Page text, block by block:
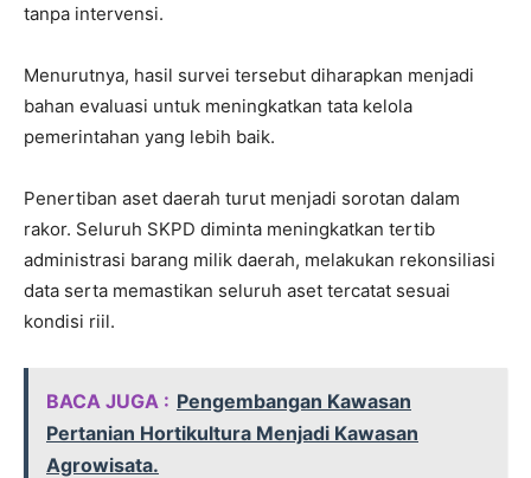
tanpa intervensi.
Menurutnya, hasil survei tersebut diharapkan menjadi
bahan evaluasi untuk meningkatkan tata kelola
pemerintahan yang lebih baik.
Penertiban aset daerah turut menjadi sorotan dalam
rakor. Seluruh SKPD diminta meningkatkan tertib
administrasi barang milik daerah, melakukan rekonsiliasi
data serta memastikan seluruh aset tercatat sesuai
kondisi riil.
BACA JUGA : Pengembangan Kawasan
Pertanian Hortikultura Menjadi Kawasan
Agrowisata.